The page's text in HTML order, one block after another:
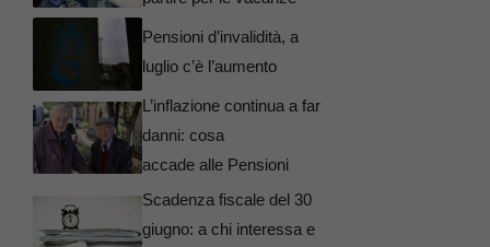
Pensioni d’invalidità, a
luglio c’è l’aumento
L’inflazione continua a far
danni: cosa
accade alle Pensioni
Scadenza fiscale del 30
giugno: a chi interessa e